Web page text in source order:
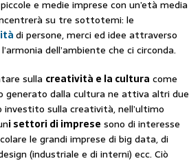
e medie imprese con un’età media
su tre sottotemi: le
di persone, merci ed idee attraverso
dell’ambiente che ci circonda.
sulla creatività e la cultura come
generato dalla cultura ne attiva altri due
investito sulla creatività, nell’ultimo
i settori di imprese sono di interesse
le grandi imprese di big data, di
(industriale e di interni) ecc. Ciò